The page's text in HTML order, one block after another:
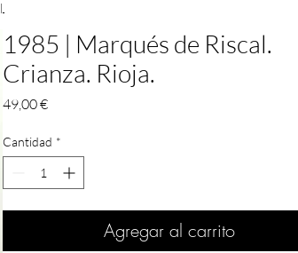
|
1985 | Marqués de Riscal.
Crianza. Rioja.
49,00 €Precio
Cantidad *
Agregar al carrito